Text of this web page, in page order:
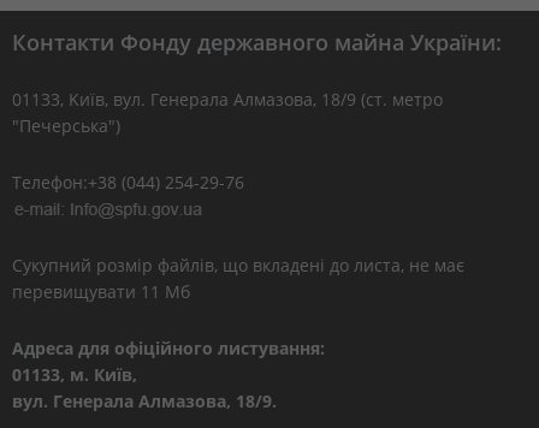
Контакти Фонду державного майна України:
01133, Kиїв, вул. Генерала Алмазова, 18/9 (ст. метро
"Печерська")
Телефон:+38 (044) 254-29-76
Сукупний розмір файлів, що вкладені до листа, не має
перевищувати 11 Мб
Адреса для офіційного листування:
01133, м. Київ,
вул. Генерала Алмазова, 18/9.